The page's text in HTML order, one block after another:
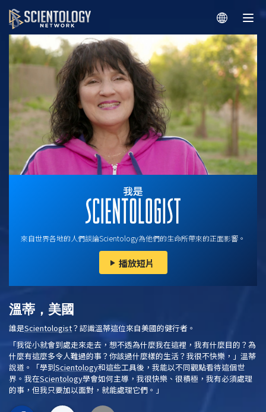
來自世界各地的人們談論Scientology為他們的生命所帶來的正面影響。
播放短片
溫蒂，美國
誰是Scientologist？認識溫蒂這位來自美國的健行者。
「我從小就會到處走來走去，想不透為什麼我在這裡，我有什麼目的？為
什麼有這麼多令人難過的事？你該過什麼樣的生活？我很不快樂，」溫蒂
說道。「學到Scientology和這些工具後，我能以不同觀點看待這個世
界。我在Scientology學會如何主導，我很快樂、很積極，我有必須處理
的事，但我只要加以面對，就能處理它們。」